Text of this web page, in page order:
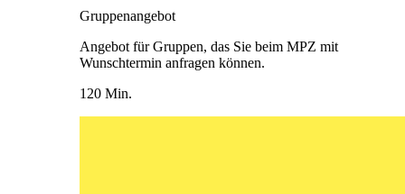
Gruppenangebot
Angebot für Gruppen, das Sie beim MPZ mit
Wunschtermin anfragen können.
120 Min.